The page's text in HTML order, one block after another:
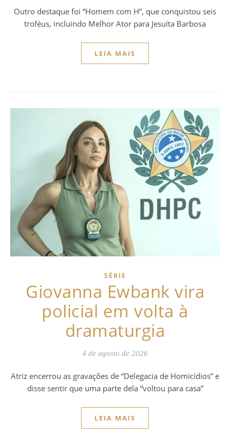
Outro destaque foi “Homem com H”, que conquistou seis
troféus, incluindo Melhor Ator para Jesuíta Barbosa
LEIA MAIS
SÉRIE
Giovanna Ewbank vira
policial em volta à
dramaturgia
4 de agosto de 2026
Atriz encerrou as gravações de “Delegacia de Homicídios” e
disse sentir que uma parte dela “voltou para casa”
LEIA MAIS